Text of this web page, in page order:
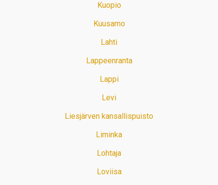
Kuopio
Kuusamo
Lahti
Lappeenranta
Lappi
Levi
Liesjärven kansallispuisto
Liminka
Lohtaja
Loviisa